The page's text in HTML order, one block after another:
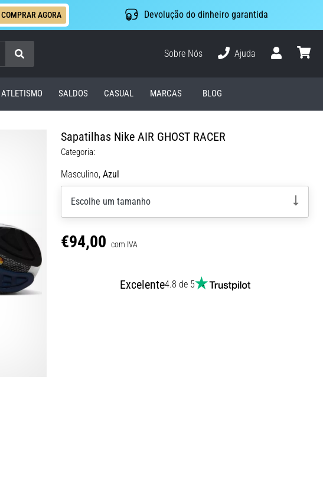
COMPRAR AGORA Devolução do dinheiro garantida
Procurar
Sobre Nós
Ajuda
ATLETISMO SALDOS CASUAL MARCAS BLOG
Sapatilhas Nike AIR GHOST RACER
Categoria:
Masculino, Azul
Escolhe um tamanho
€94,00 com IVA
Excelente4.8 de 5